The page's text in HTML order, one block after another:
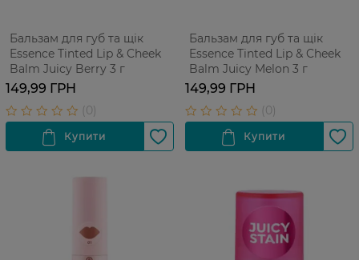
Бальзам для губ та щік
Essence Tinted Lip & Cheek
Balm Juicy Berry 3 г
149,99 ГРН
Бальзам для губ та щік
Essence Tinted Lip & Cheek
Balm Juicy Melon 3 г
149,99 ГРН